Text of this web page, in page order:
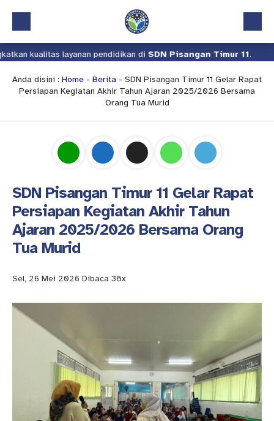
Beranda
Profil
Layanan
Pindah Sekolah
UKS
Lapor
layanan pendidikan diSDN Pisangan Timur 11 . Kami
Anda disini : Home - Berita - SDN Pisangan Timur 11 Gelar Rapat
Persiapan Kegiatan Akhir Tahun Ajaran 2025/2026 Bersama
Orang Tua Murid
SDN Pisangan Timur 11 Gelar Rapat
Persiapan Kegiatan Akhir Tahun
Ajaran 2025/2026 Bersama Orang
Tua Murid
Sel, 26 Mei 2026 Dibaca 38x